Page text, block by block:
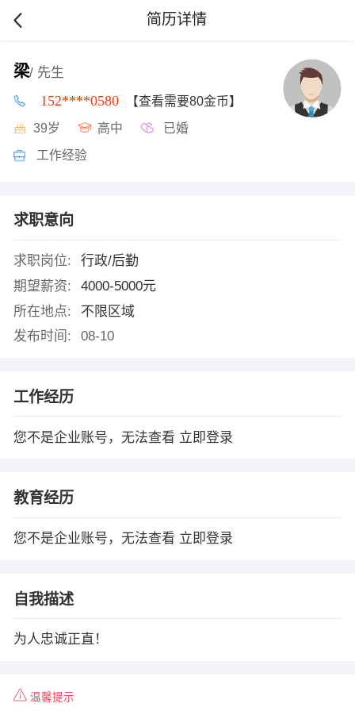
简历详情
梁/ 先生
152****0580 【查看需要80金币】
39岁 高中 已婚
工作经验
求职意向
求职岗位:
行政/后勤
期望薪资:
4000-5000元
所在地点:
不限区域
发布时间:
08-10
工作经历
您不是企业账号，无法查看 立即登录
教育经历
您不是企业账号，无法查看 立即登录
自我描述
为人忠诚正直！
温馨提示